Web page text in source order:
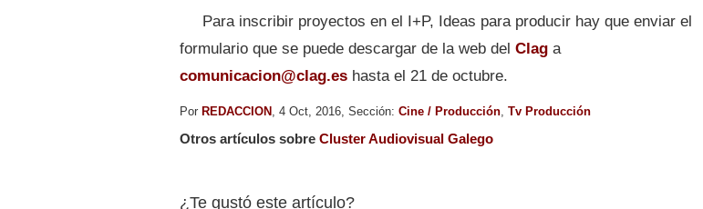
Para inscribir proyectos en el I+P, Ideas para producir hay que enviar el
formulario que se puede descargar de la web del Clag a
comunicacion@clag.es hasta el 21 de octubre.
Por REDACCION , 4 Oct, 2016, Sección: Cine / Producción Tv Producción
Otros artículos sobre Cluster Audiovisual Galego
¿Te gustó este artículo?